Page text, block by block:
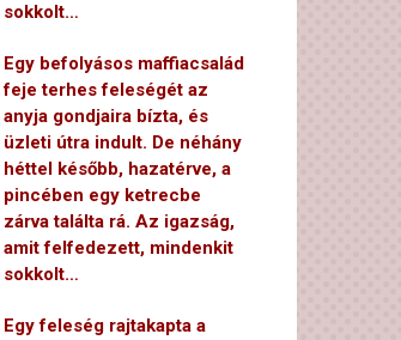
sokkolt…
Egy befolyásos maffiacsalád
feje terhes feleségét az
anyja gondjaira bízta, és
üzleti útra indult. De néhány
héttel később, hazatérve, a
pincében egy ketrecbe
zárva találta rá. Az igazság,
amit felfedezett, mindenkit
sokkolt…
Egy feleség rajtakapta a